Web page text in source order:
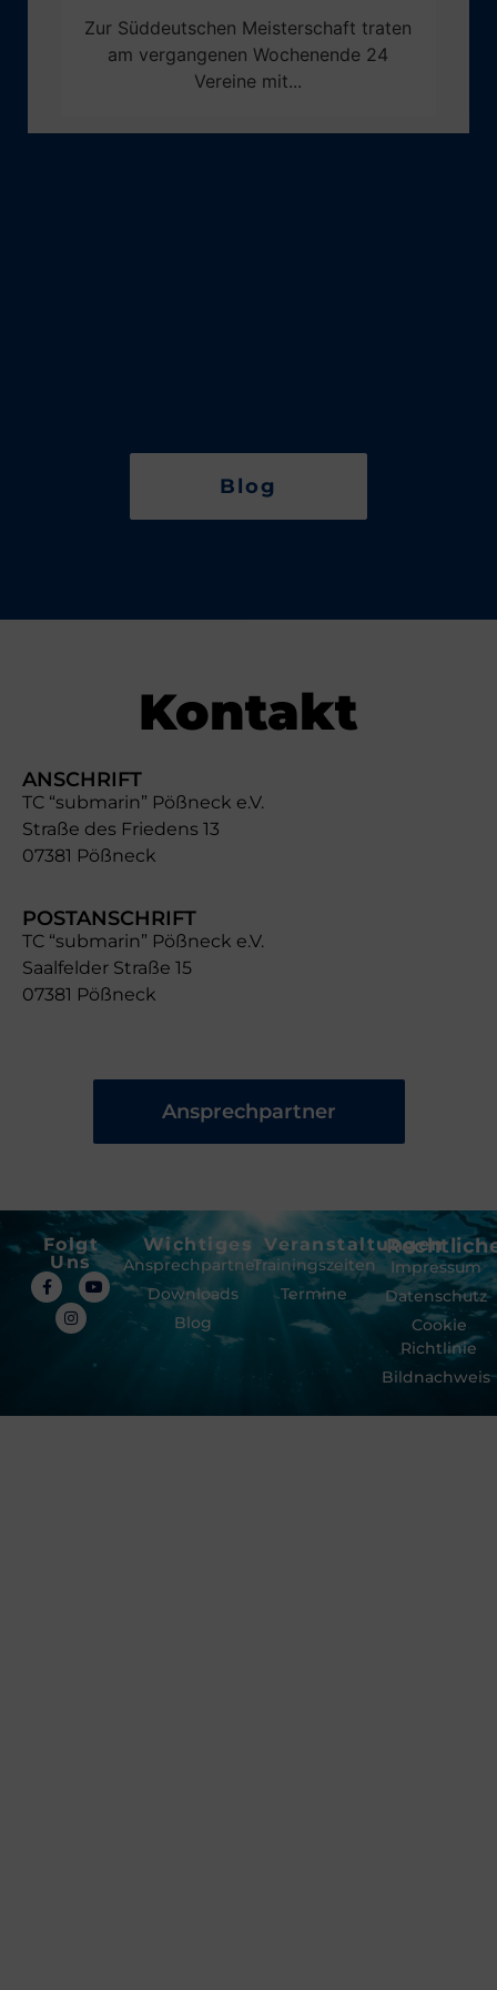
Zur Süddeutschen Meisterschaft traten
am vergangenen Wochenende 24
Vereine mit...
Blog
Kontakt
ANSCHRIFT
TC “submarin” Pößneck e.V.
Straße des Friedens 13
07381 Pößneck
POSTANSCHRIFT
TC “submarin” Pößneck e.V.
Saalfelder Straße 15
07381 Pößneck
Ansprechpartner
Folgt
Uns
Wichtiges
Ansprechpartner
Downloads
Blog
Veranstaltungen
Trainingszeiten
Termine
Impressum
Datenschutz
Cookie
Richtlinie
Bildnachweis